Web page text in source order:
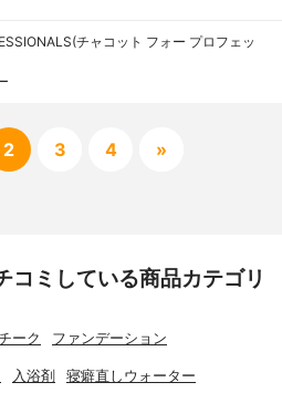
チャコット フォー プロフェッ
2 3 4 »
コミしている商品カテゴリ
ーク ファンデーション
入浴剤 寝癖直しウォーター